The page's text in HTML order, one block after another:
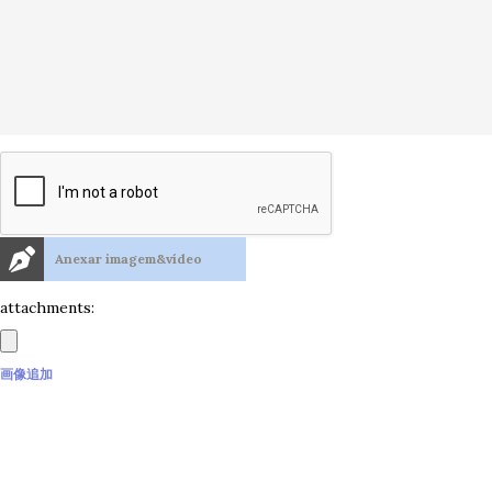
Anexar imagem&vídeo
attachments:
画像追加